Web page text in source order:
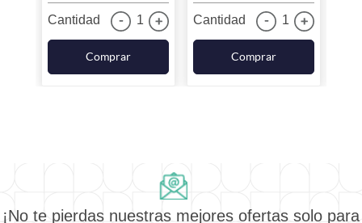
Personalizado
Logo bordado: 50 unidades
Logo estampado/ full color: 10 unidades
Nota: Una vez realizada la compra envianos el logo en los
Cantidad 1
Comprar
Cantidad 1
Comprar
¡No te pierdas nuestras mejores ofertas solo para